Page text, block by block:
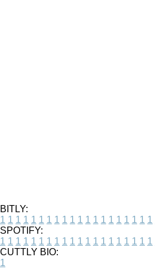
BITLY:
1 1 1 1 1 1 1 1 1 1 1 1 1 1 1 1 1 1 1 1
SPOTIFY:
1 1 1 1 1 1 1 1 1 1 1 1 1 1 1 1 1 1 1 1
CUTTLY BIO:
1